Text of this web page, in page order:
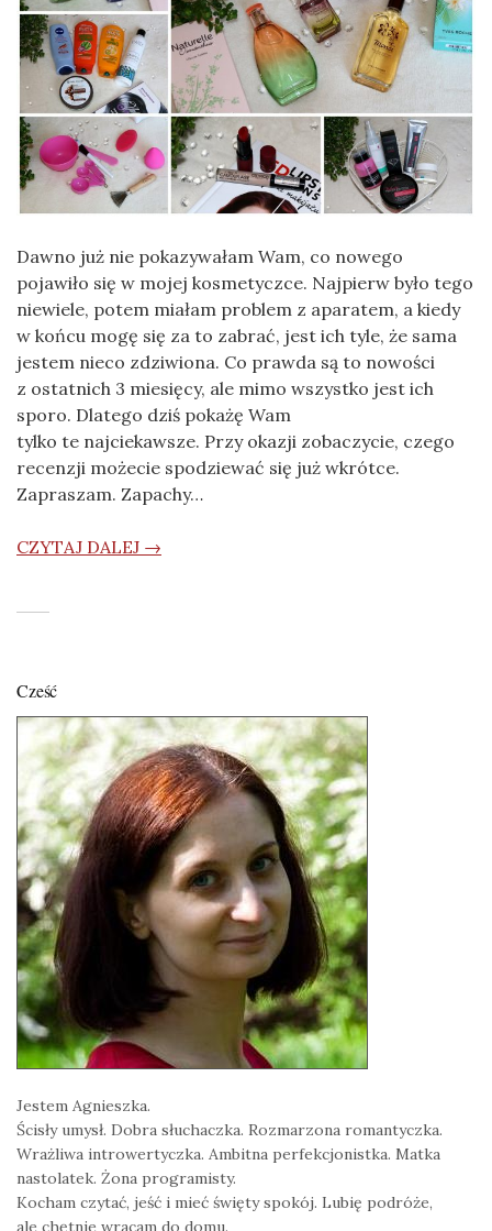
Dawno już nie pokazywałam Wam, co nowego
pojawiło się w mojej kosmetyczce. Najpierw było tego
niewiele, potem miałam problem z aparatem, a kiedy
w końcu mogę się za to zabrać, jest ich tyle, że sama
jestem nieco zdziwiona. Co prawda są to nowości
z ostatnich 3 miesięcy, ale mimo wszystko jest ich
sporo. Dlatego dziś pokażę Wam
tylko te najciekawsze. Przy okazji zobaczycie, czego
recenzji możecie spodziewać się już wkrótce.
Zapraszam. Zapachy…
CZYTAJ DALEJ →
Cześć
Jestem Agnieszka.
Ścisły umysł. Dobra słuchaczka. Rozmarzona romantyczka.
Wrażliwa introwertyczka. Ambitna perfekcjonistka. Matka
nastolatek. Żona programisty.
Kocham czytać, jeść i mieć święty spokój. Lubię podróże,
ale chętnie wracam do domu.